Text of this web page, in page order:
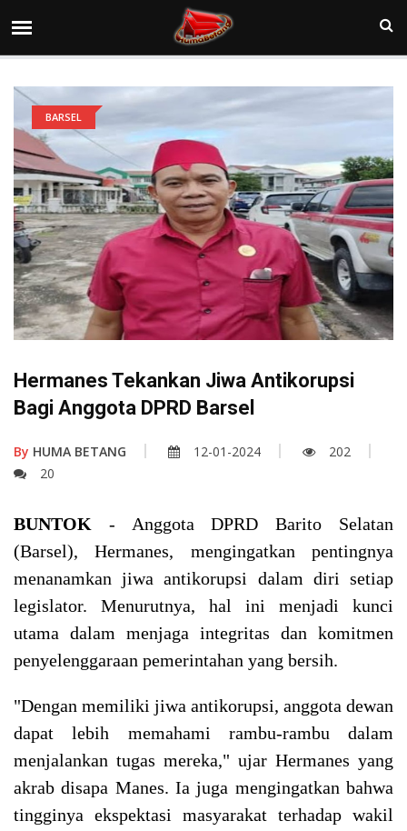
BARSEL
Hermanes Tekankan Jiwa Antikorupsi
Bagi Anggota DPRD Barsel
By HUMA BETANG 12-01-2024
202
20
BUNTOK - Anggota DPRD Barito Selatan
(Barsel), Hermanes, mengingatkan pentingnya
menanamkan jiwa antikorupsi dalam diri setiap
legislator. Menurutnya, hal ini menjadi kunci
utama dalam menjaga integritas dan komitmen
penyelenggaraan pemerintahan yang bersih.
"Dengan memiliki jiwa antikorupsi, anggota dewan
dapat lebih memahami rambu-rambu dalam
menjalankan tugas mereka," ujar Hermanes yang
akrab disapa Manes. Ia juga mengingatkan bahwa
tingginya ekspektasi masyarakat terhadap wakil